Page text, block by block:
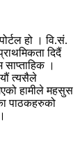
हो । वि.सं.
दिदैं
।
त्यसैले
हामीले महसुस
पाठकहरुको